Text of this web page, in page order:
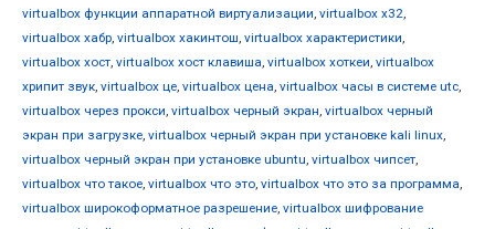
virtualbox функции аппаратной виртуализации, virtualbox х32,
virtualbox хабр, virtualbox хакинтош, virtualbox характеристики,
virtualbox хост, virtualbox хост клавиша, virtualbox хоткеи, virtualbox
хрипит звук, virtualbox це, virtualbox цена, virtualbox часы в системе utc,
virtualbox через прокси, virtualbox черный экран, virtualbox черный
экран при загрузке, virtualbox черный экран при установке kali linux,
virtualbox черный экран при установке ubuntu, virtualbox чипсет,
virtualbox что такое, virtualbox что это, virtualbox что это за программа,
virtualbox широкоформатное разрешение, virtualbox шифрование